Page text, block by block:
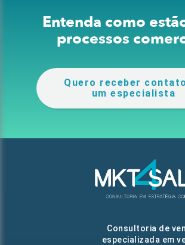
Entenda como
processos
Quero receber
um especialista
Consultoria de
especializada em